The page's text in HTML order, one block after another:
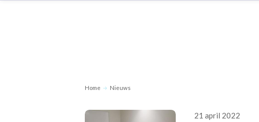
Home Nieuws
21 april 2022